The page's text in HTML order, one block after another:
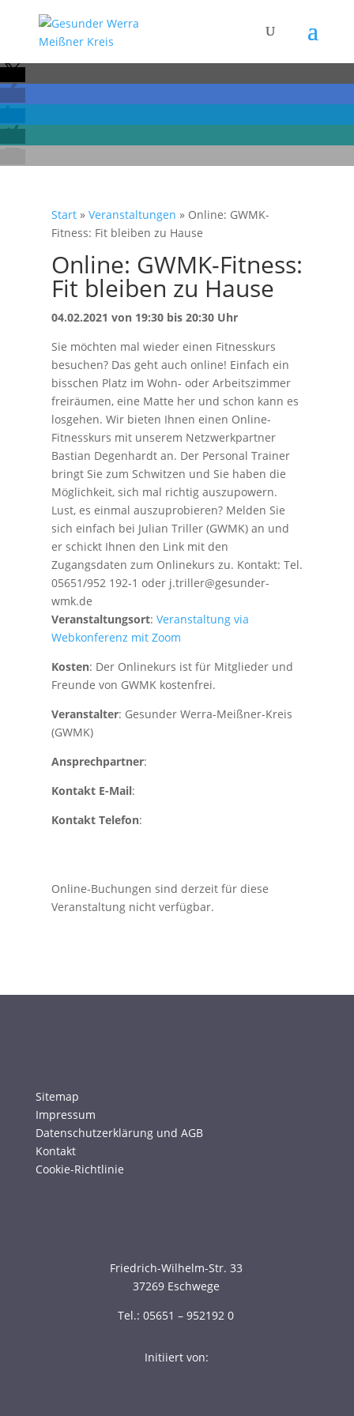
Start » Veranstaltungen » Online: GWMK-
Fitness: Fit bleiben zu Hause
Online: GWMK-Fitness:
Fit bleiben zu Hause
04.02.2021 von 19:30 bis 20:30 Uhr
Sie möchten mal wieder einen Fitnesskurs
besuchen? Das geht auch online! Einfach ein
bisschen Platz im Wohn- oder Arbeitszimmer
freiräumen, eine Matte her und schon kann es
losgehen. Wir bieten Ihnen einen Online-
Fitnesskurs mit unserem Netzwerkpartner
Bastian Degenhardt an. Der Personal Trainer
bringt Sie zum Schwitzen und Sie haben die
Möglichkeit, sich mal richtig auszupowern.
Lust, es einmal auszuprobieren? Melden Sie
sich einfach bei Julian Triller (GWMK) an und
er schickt Ihnen den Link mit den
Zugangsdaten zum Onlinekurs zu. Kontakt: Tel.
05651/952 192-1 oder j.triller@gesunder-
wmk.de
Veranstaltungsort: Veranstaltung via
Webkonferenz mit Zoom
Kosten: Der Onlinekurs ist für Mitglieder und
Freunde von GWMK kostenfrei.
Veranstalter: Gesunder Werra-Meißner-Kreis
(GWMK)
Ansprechpartner:
Kontakt E-Mail:
Kontakt Telefon:
Online-Buchungen sind derzeit für diese
Veranstaltung nicht verfügbar.
Sitemap
Impressum
Datenschutzerklärung und AGB
Kontakt
Cookie-Richtlinie
Friedrich-Wilhelm-Str. 33
37269 Eschwege
Tel.: 05651 – 952192 0
Initiiert von: